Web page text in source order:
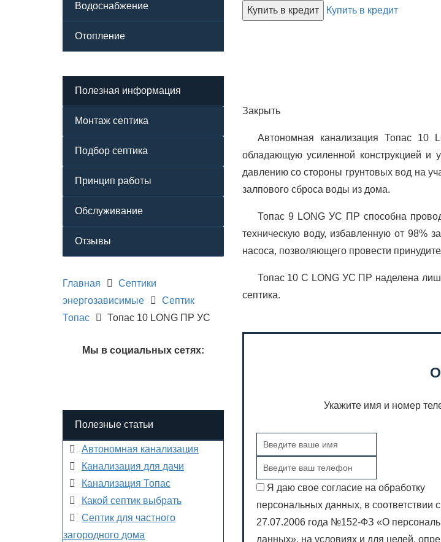
Купить в кредит Купить в кредит
Закрыть
Автономная канализация Топас 10
обладающую усиленной конструкцией и
давлению со стороны грунтовых вод на
залпового сброса воды из дома.
Топас 9 LONG УС ПР способна
техническую воду, избавленную от 98%
насоса, позволяющего провести
Топас 10 С LONG УС ПР наделена
септика.
Укажите имя и номер
Я даю свое согласие на обработку
персональных данных, в соответствии
27.07.2006 года №152-ФЗ «О
данных», на условиях и для целей,
Водоснабжение
Отопление
Полезная информация
Монтаж септика
Подбор септика
Принцип работы
Обслуживание
Отзывы
Главная
Септики
энергозависимые
Септик
Топас
Топас 10 LONG ПР УС
Мы в социальных сетях:
Полезные статьи
Автономная канализация
Канализация для дачи
Канализация Топас
Какой септик выбрать
Септик для частного
загородного дома